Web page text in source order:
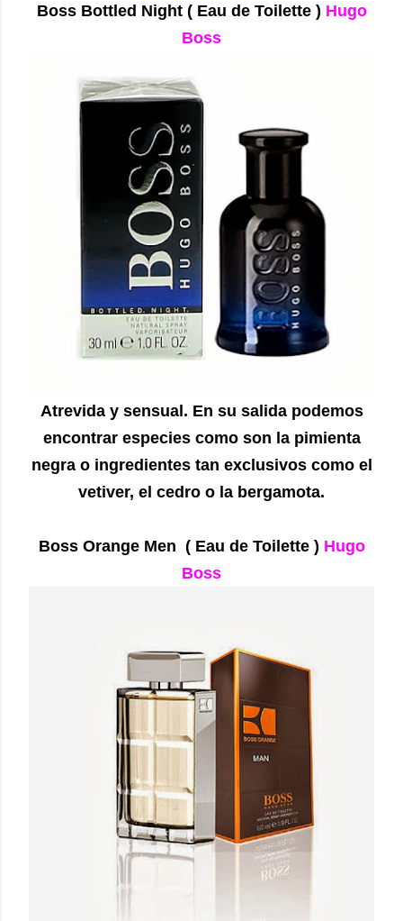
Boss Bottled Night ( Eau de Toilette ) Hugo
Boss
Atrevida y sensual. En su salida podemos
encontrar especies como son la pimienta
negra o ingredientes tan exclusivos como el
vetiver, el cedro o la bergamota.
Boss Orange Men ( Eau de Toilette ) Hugo
Boss